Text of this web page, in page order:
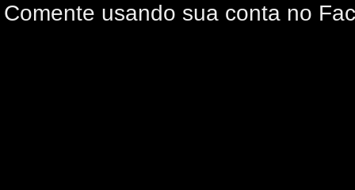
Comente usando sua conta no